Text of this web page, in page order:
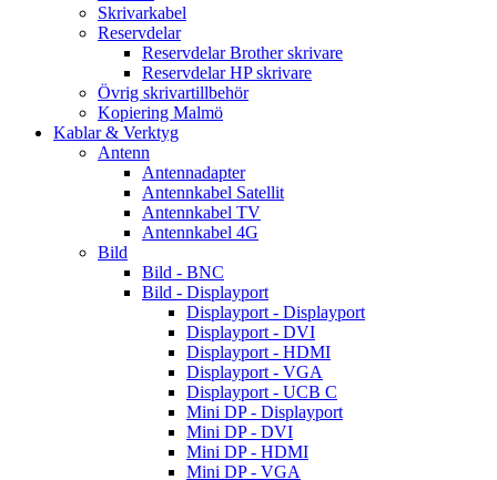
Skrivarkabel
Reservdelar
Reservdelar Brother skrivare
Reservdelar HP skrivare
Övrig skrivartillbehör
Kopiering Malmö
Kablar & Verktyg
Antenn
Antennadapter
Antennkabel Satellit
Antennkabel TV
Antennkabel 4G
Bild
Bild - BNC
Bild - Displayport
Displayport - Displayport
Displayport - DVI
Displayport - HDMI
Displayport - VGA
Displayport - UCB C
Mini DP - Displayport
Mini DP - DVI
Mini DP - HDMI
Mini DP - VGA